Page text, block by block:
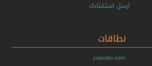
ارسل استفتاءك
نطاقات
yaqoobi.com